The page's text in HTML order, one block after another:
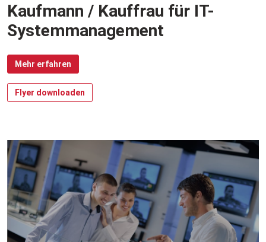
Kaufmann / Kauffrau für IT-
Systemmanagement
Mehr erfahren
Flyer downloaden